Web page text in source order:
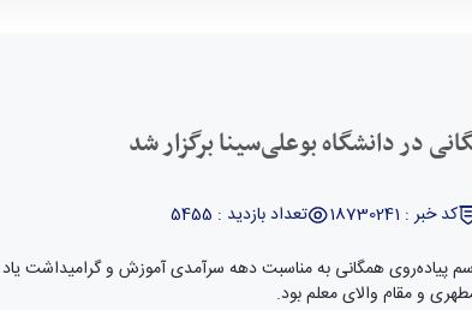
دانشگاه بوعلی‌سینا برگزار شد - دانشگاه
در دانشگاه بوعلی‌سینا برگزار شد
کد خبر : 18730241
تعداد بازدید : 5455
پیاده‌روی همگانی به مناسبت دهه سرآمدی آموزش و گرامیداشت یاد
و مقام والای معلم بود.